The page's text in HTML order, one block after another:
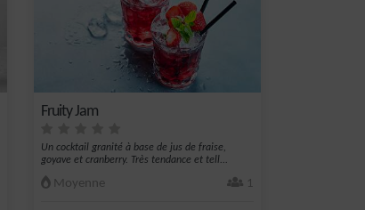
Fruity Jam
Un cocktail granité à base de jus de fraise,
goyave et cranberry. Très tendance et tell...
Moyenne 1